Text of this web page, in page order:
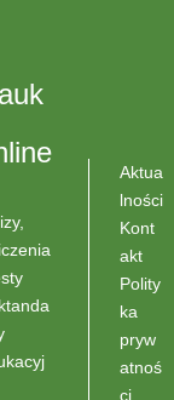
Aktua
lności
Kont
akt
Polity
ka
pryw
atnoś
ci